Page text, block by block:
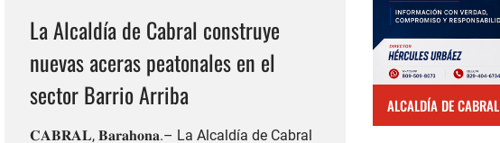
La Alcaldía de Cabral construye
nuevas aceras peatonales en el
sector Barrio Arriba
𝐂𝐀𝐁𝐑𝐀𝐋, 𝐁𝐚𝐫𝐚𝐡𝐨𝐧𝐚.– La Alcaldía de Cabral
ALCALDÍA DE CABRAL